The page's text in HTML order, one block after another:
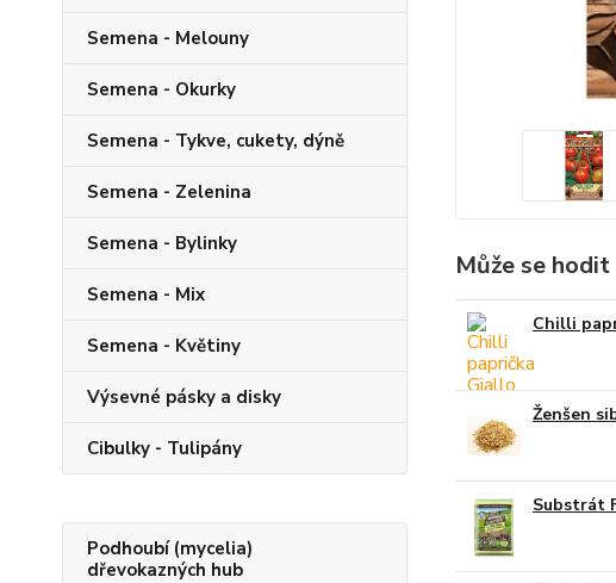
Semena - Melouny
Semena - Okurky
Semena - Tykve, cukety, dýně
Semena - Zelenina
Semena - Bylinky
Semena - Mix
Semena - Květiny
Výsevné pásky a disky
Cibulky - Tulipány
Podhoubí (mycelia)
dřevokazných hub
Může se hodit
Chilli
Ženšen
Substrát